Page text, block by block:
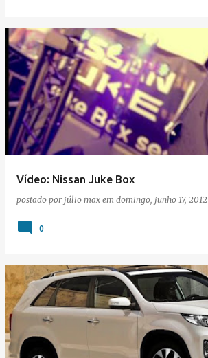
Vídeo: Nissan Juke Box
postado por júlio max em domingo, junho 17, 2012
0